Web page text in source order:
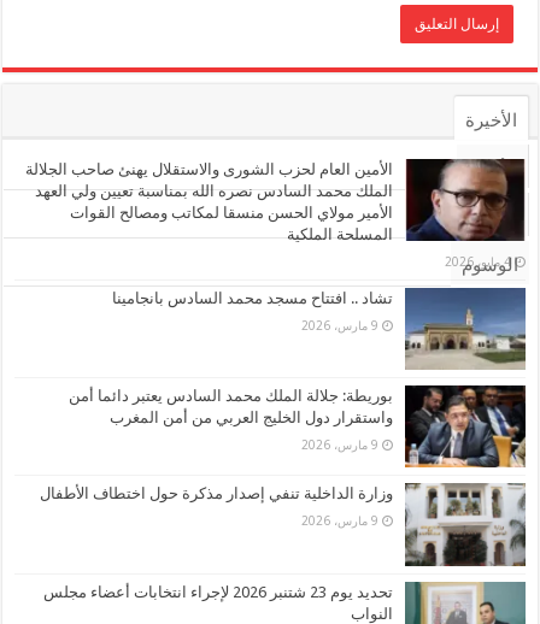
الأخيرة
الأشهر
تعليقات
الوسوم
الأمين العام لحزب الشورى والاستقلال يهنئ صاحب الجلالة
الملك محمد السادس نصره الله بمناسبة تعيين ولي العهد
الأمير مولاي الحسن منسقا لمكاتب ومصالح القوات
المسلحة الملكية
4 مايو، 2026
تشاد .. افتتاح مسجد محمد السادس بانجامينا
9 مارس، 2026
بوريطة: جلالة الملك محمد السادس يعتبر دائما أمن
واستقرار دول الخليج العربي من أمن المغرب
9 مارس، 2026
وزارة الداخلية تنفي إصدار مذكرة حول اختطاف الأطفال
9 مارس، 2026
تحديد يوم 23 شتنبر 2026 لإجراء انتخابات أعضاء مجلس
النواب